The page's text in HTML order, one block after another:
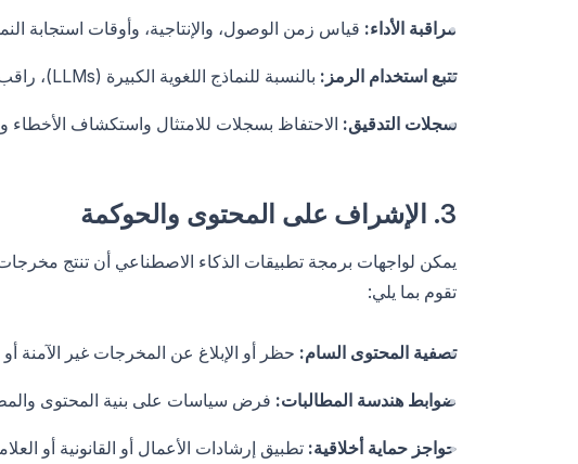
مراقبة الأداء: قياس زمن الوصول، والإنتاجية، وأوقات استجابة
تتبع استخدام الرمز: بالنسبة للنماذج اللغوية الكبيرة (LLMs)، راقب استهلاك رمز المطالبة والإكمال لإدارة التكاليف.
سجلات التدقيق: الاحتفاظ بسجلات للامتثال واستكشاف الأخطاء
3. الإشراف على المحتوى والحوكمة
يمكن لواجهات برمجة تطبيقات الذكاء الاصطناعي أن تنتج
تقوم بما يلي:
تصفية المحتوى السام: حظر أو الإبلاغ عن المخرجات غير الآمنة أو
ضوابط هندسة المطالبات: فرض سياسات على بنية المحتوى
حواجز حماية أخلاقية: تطبيق إرشادات الأعمال أو القانونية أو